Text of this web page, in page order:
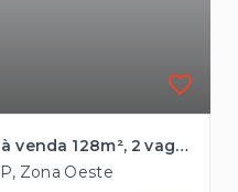
Lindíssimo apartamento à venda 128m², 2 vagas localizado em frente ao Shopping Bourbon
Zona Oeste